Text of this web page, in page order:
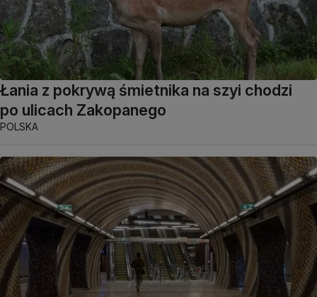
Łania z pokrywą śmietnika na szyi chodzi
po ulicach Zakopanego
POLSKA